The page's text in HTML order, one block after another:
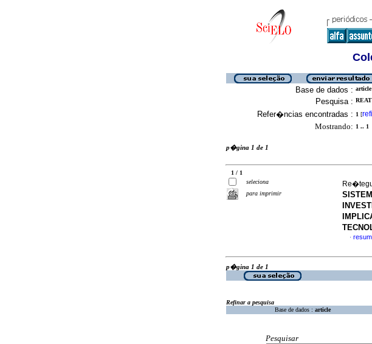
Base de dados : article
Pesquisa :
Refer�ncias encontradas : 1 [
Mostrando: 1 .. 1
p�gina 1 de 1
1 / 1
seleciona
para imprimir
·
p�gina 1 de 1
Refinar a pesquisa
Base de dados : article
Pesquisar